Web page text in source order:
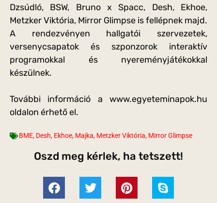
Dzsúdló, BSW, Bruno x Spacc, Desh, Ekhoe,
Metzker Viktória, Mirror Glimpse is fellépnek majd.
A rendezvényen hallgatói szervezetek,
versenycsapatok és szponzorok interaktív
programokkal és nyereményjátékokkal
készülnek.
További információ a www.egyeteminapok.hu
oldalon érhető el.
BME, Desh, Ekhoe, Majka, Metzker Viktória, Mirror Glimpse
Oszd meg kérlek, ha tetszett!